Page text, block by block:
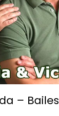
– Bailes